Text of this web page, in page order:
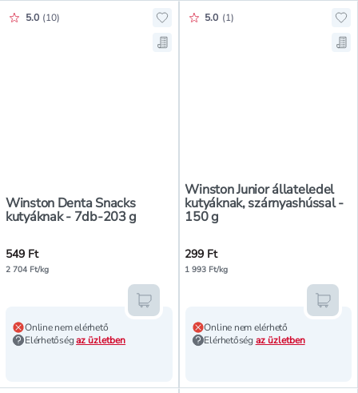
Winston Denta Snacks
kutyáknak - 7db-203 g
Értékelés pontszáma:
5.0 (10)
Hozzáadás a kedvencekhez,
Mentés a bevásárló listára,
549 Ft
2 704 Ft/kg
Online nem elérhető
Elérhetőségaz üzletben
Kosárba teszem
Winston Junior állateledel
kutyáknak, szárnyashússal -
150 g
Értékelés pontszáma:
5.0 (1)
299 Ft
1 993 Ft/kg
Online nem elérhető
Elérhetőség az üzletben